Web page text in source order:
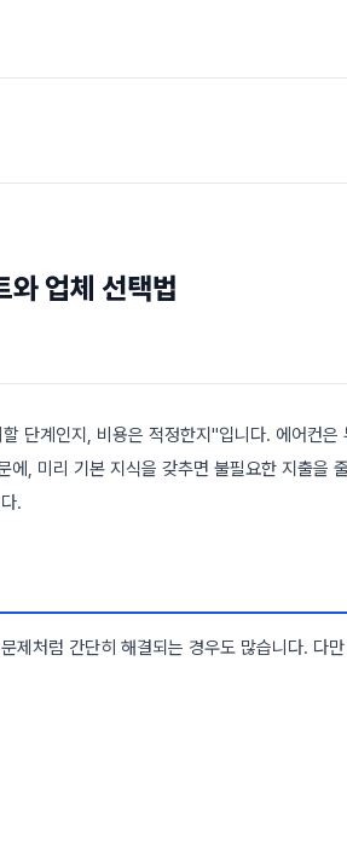
와 업체 선택법
단계인지, 비용은 적정한지"입니다. 에어컨은
, 미리 기본 지식을 갖추면 불필요한 지출을
.
제처럼 간단히 해결되는 경우도 많습니다. 다